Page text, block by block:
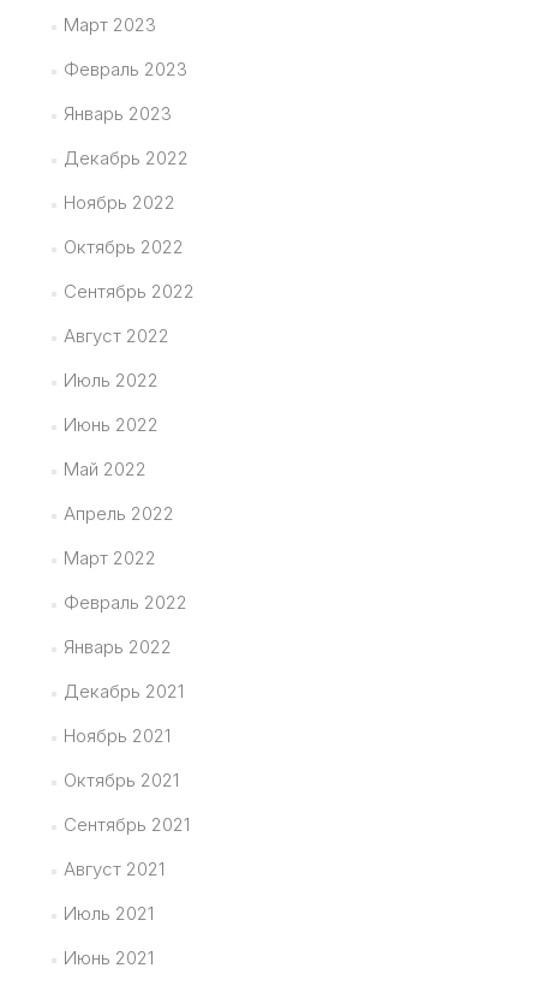
Март 2023
Февраль 2023
Январь 2023
Декабрь 2022
Ноябрь 2022
Октябрь 2022
Сентябрь 2022
Август 2022
Июль 2022
Июнь 2022
Май 2022
Апрель 2022
Март 2022
Февраль 2022
Январь 2022
Декабрь 2021
Ноябрь 2021
Октябрь 2021
Сентябрь 2021
Август 2021
Июль 2021
Июнь 2021